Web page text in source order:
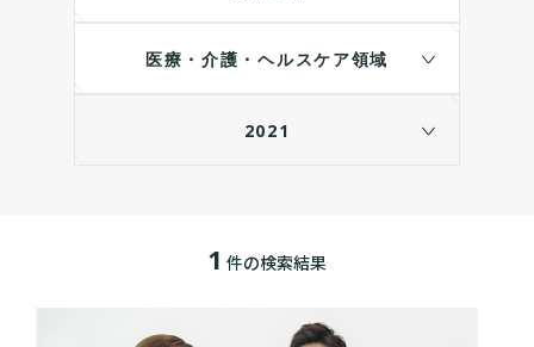
医療・介護・ヘルスケア領域
2021
1 件の検索結果